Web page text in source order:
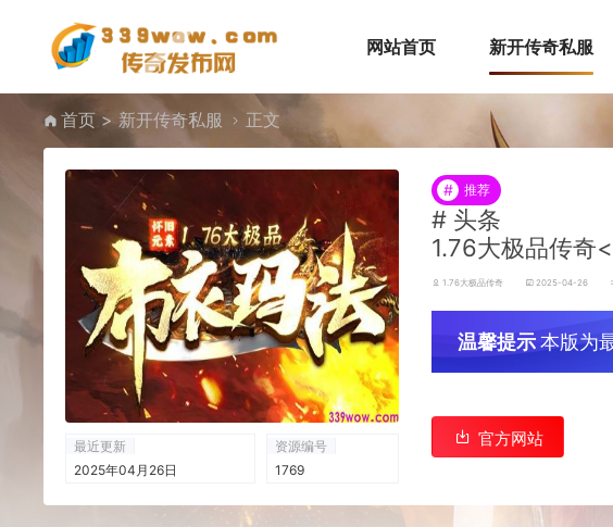
网站首页 新开传奇私服
首页 > 新开传奇私服 正文
最近更新
2025年04月26日
资源编号
1769
# 推荐
# 头条
1.76大极品传奇
1.76大极品传奇 2025-04-26
温馨提示本版为
官方网站